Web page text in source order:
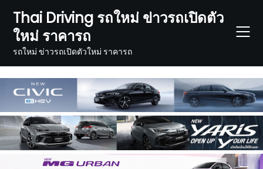
content
Thai Driving รถใหม่ ข่าวรถเปิดตัว
ใหม่ ราคารถ
รถใหม่ ข่าวรถเปิดตัวใหม่ ราคารถ